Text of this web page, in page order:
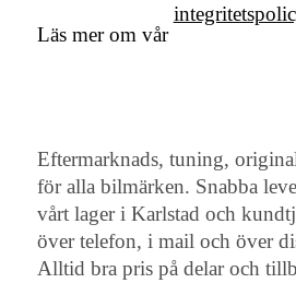
Läs mer om vår
Eftermarknads, tuning,
för alla bilmärken. Snabba
vårt lager i Karlstad och
över telefon, i mail och över
Alltid bra pris på delar och